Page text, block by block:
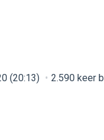
(20:13) 2.590 keer